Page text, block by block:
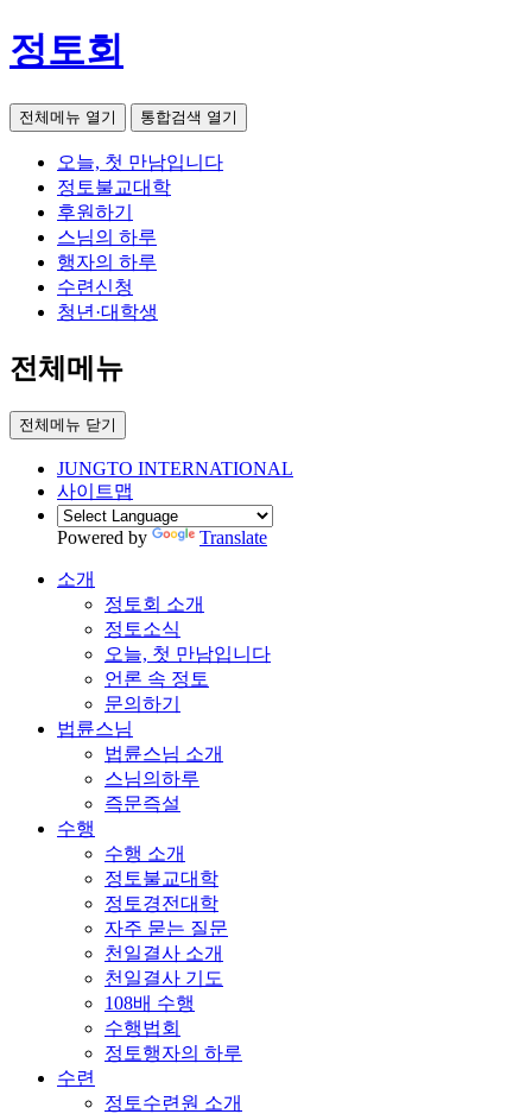
정토회
전체메뉴 열기 통합검색 열기
오늘, 첫 만남입니다
정토불교대학
후원하기
스님의 하루
행자의 하루
수련신청
청년·대학생
전체메뉴
전체메뉴 닫기
JUNGTO INTERNATIONAL
사이트맵
Powered by Translate
소개
정토회 소개
정토소식
오늘, 첫 만남입니다
언론 속 정토
문의하기
법륜스님
법륜스님 소개
스님의하루
즉문즉설
수행
수행 소개
정토불교대학
정토경전대학
자주 묻는 질문
천일결사 소개
천일결사 기도
108배 수행
수행법회
정토행자의 하루
수련
정토수련원 소개